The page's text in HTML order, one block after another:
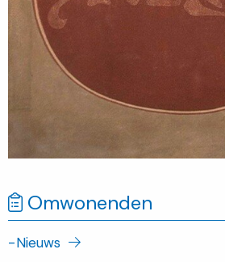
Omwonenden
-Nieuws